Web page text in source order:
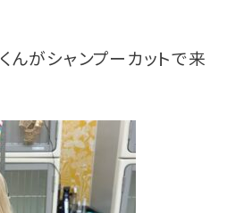
んがシャンプーカットで来